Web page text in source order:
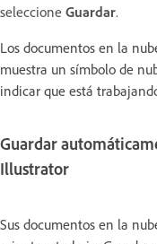
seleccione Guardar.
Los documentos en la
muestra un símbolo de
indicar que está
Guardar
Illustrator
Sus documentos en la